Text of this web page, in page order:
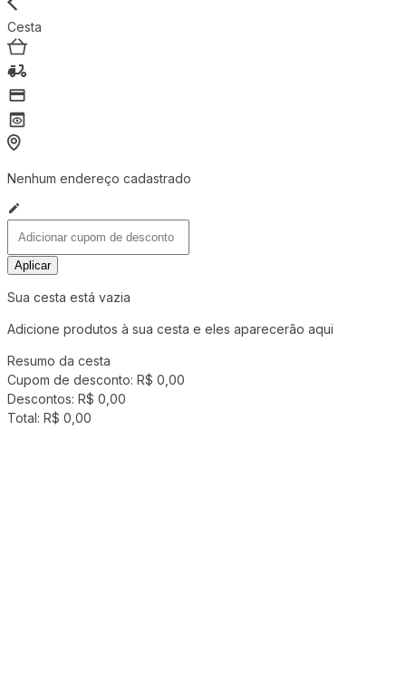
Cesta
Nenhum endereço cadastrado
Aplicar
Sua cesta está vazia
Adicione produtos à sua cesta e eles aparecerão aqui
Resumo da cesta
Cupom de desconto: R$ 0,00
Descontos: R$ 0,00
Total: R$ 0,00